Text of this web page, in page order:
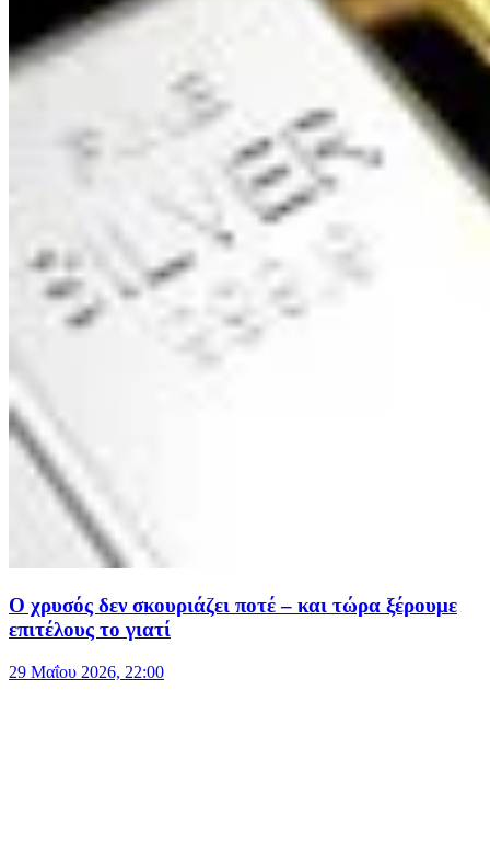
Ο χρυσός δεν σκουριάζει ποτέ – και τώρα ξέρουμε
επιτέλους το γιατί
29 Μαΐου 2026, 22:00